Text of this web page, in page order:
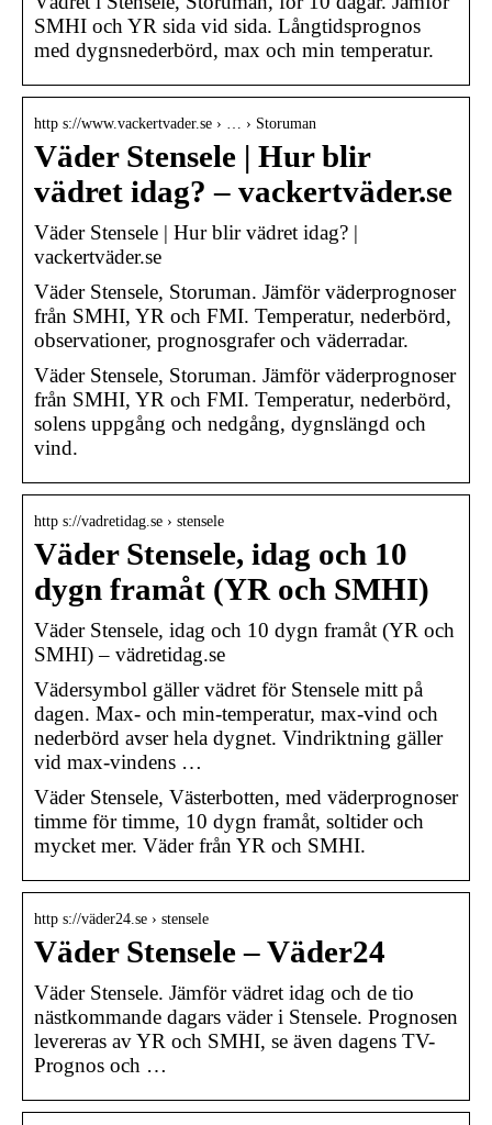
SMHI och YR sida vid sida. Långtidsprognos
med dygnsnederbörd, max och min temperatur.
http s://www.vackertvader.se › … › Storuman
Väder Stensele | Hur blir
vädret idag? – vackertväder.se
Väder Stensele | Hur blir vädret idag? |
vackertväder.se
Väder Stensele, Storuman. Jämför väderprognoser
från SMHI, YR och FMI. Temperatur, nederbörd,
observationer, prognosgrafer och väderradar.
Väder Stensele, Storuman. Jämför väderprognoser
från SMHI, YR och FMI. Temperatur, nederbörd,
solens uppgång och nedgång, dygnslängd och
vind.
http s://vadretidag.se › stensele
Väder Stensele, idag och 10
dygn framåt (YR och SMHI)
Väder Stensele, idag och 10 dygn framåt (YR och
SMHI) – vädretidag.se
Vädersymbol gäller vädret för Stensele mitt på
dagen. Max- och min-temperatur, max-vind och
nederbörd avser hela dygnet. Vindriktning gäller
vid max-vindens …
Väder Stensele, Västerbotten, med väderprognoser
timme för timme, 10 dygn framåt, soltider och
mycket mer. Väder från YR och SMHI.
http s://väder24.se › stensele
Väder Stensele – Väder24
Väder Stensele. Jämför vädret idag och de tio
nästkommande dagars väder i Stensele. Prognosen
levereras av YR och SMHI, se även dagens TV-
Prognos och …